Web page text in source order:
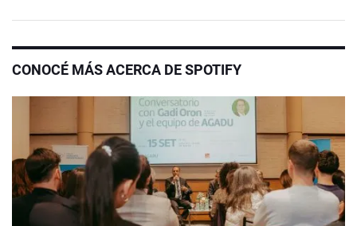
CONOCÉ MÁS ACERCA DE SPOTIFY